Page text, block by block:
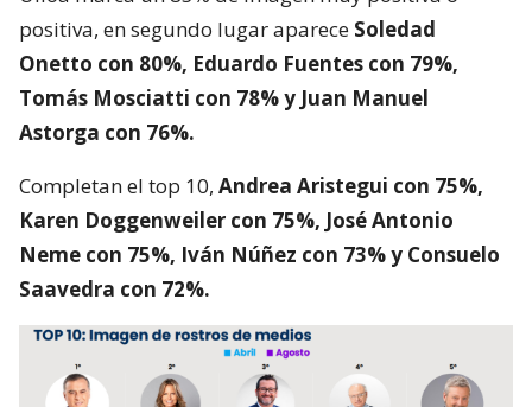
positiva, en segundo lugar aparece Soledad
Onetto con 80%, Eduardo Fuentes con 79%,
Tomás Mosciatti con 78% y Juan Manuel
Astorga con 76%.
Completan el top 10, Andrea Aristegui con 75%,
Karen Doggenweiler con 75%, José Antonio
Neme con 75%, Iván Núñez con 73% y Consuelo
Saavedra con 72%.